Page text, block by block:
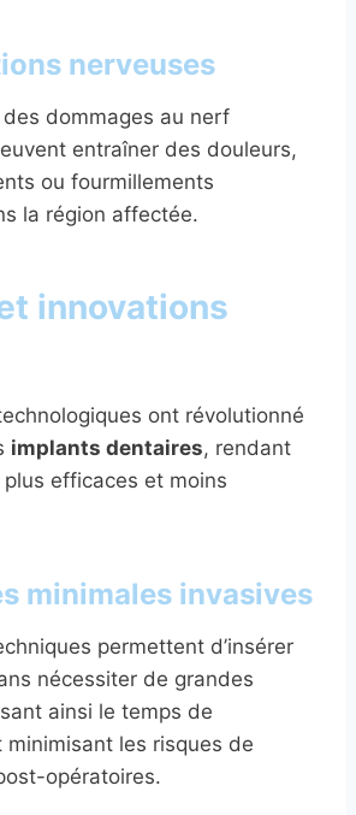
nerveuses
dommages au nerf
entraîner des douleurs,
ou fourmillements
la région affectée.
innovations
ont révolutionné
implants dentaires, rendant
efficaces et moins
minimales invasives
permettent d’insérer
nécessiter de grandes
ainsi le temps de
minimisant les risques de
opératoires.